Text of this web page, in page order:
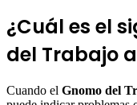
¿Cuál es el
del Trabajo
Cuando el Gnomo del